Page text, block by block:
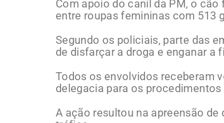
Com apoio do canil da PM, o
entre roupas femininas com 513
Segundo os policiais, parte das
de disfarçar a droga e enganar a
Todos os envolvidos receberam
delegacia para os procedimentos
A ação resultou na apreensão